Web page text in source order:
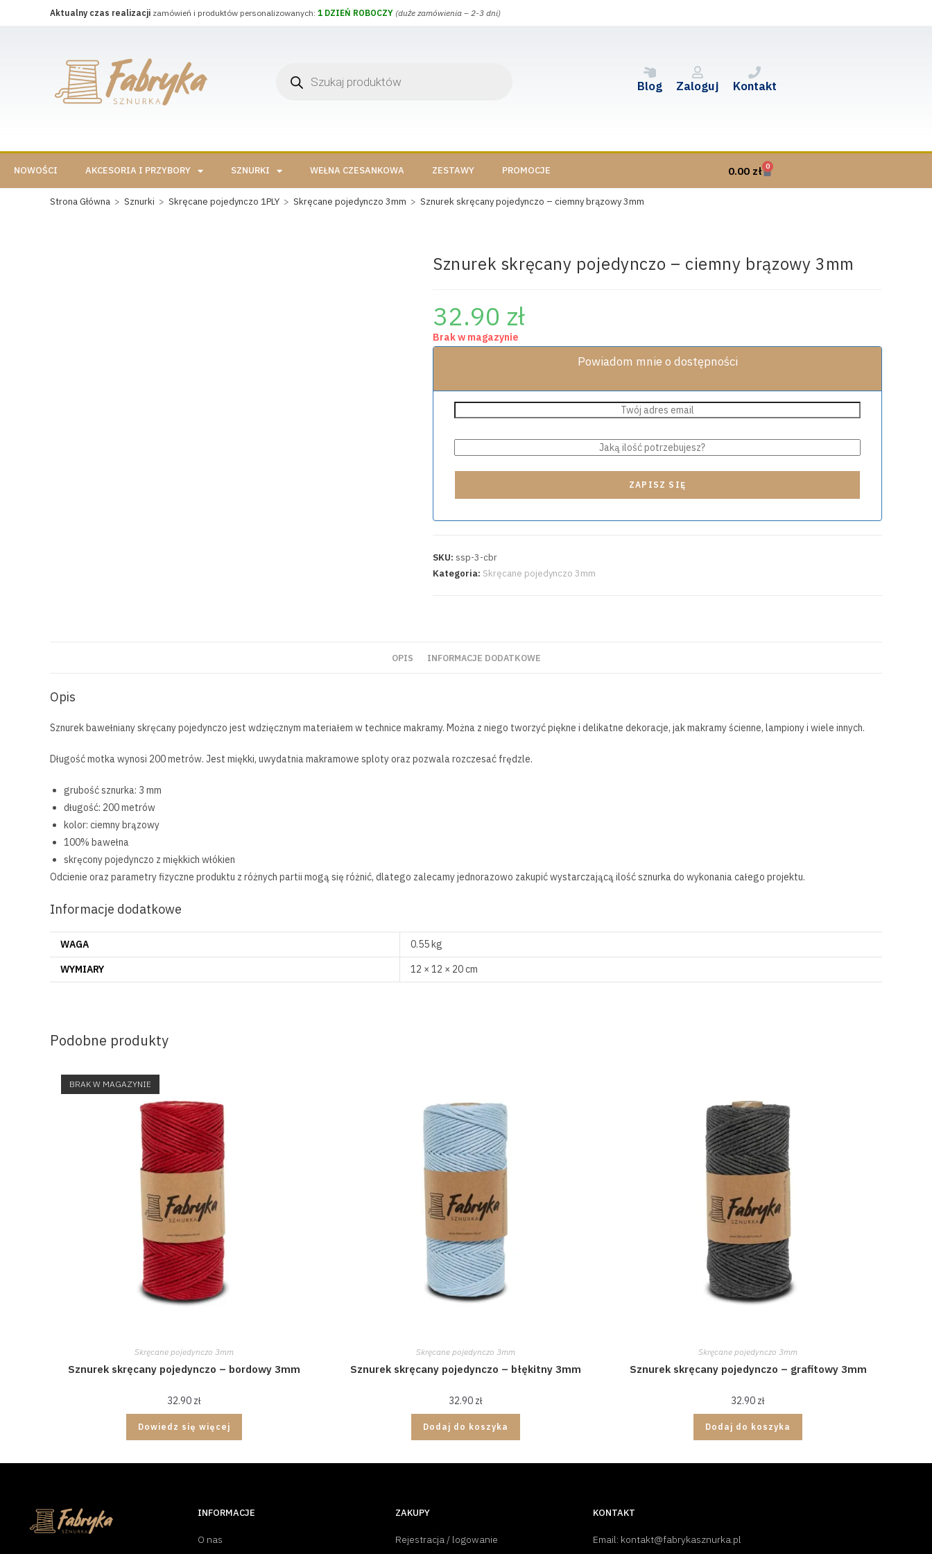
Aktualny czas realizacji zamówień i produktów personalizowanych: 1 DZIEŃ ROBOCZY (duże zamówienia – 2-3 dni)
Blog Zaloguj Kontakt
NOWOŚCI AKCESORIA I PRZYBORY SZNURKI WEŁNA CZESANKOWA ZESTAWY PROMOCJE 0.00 zł 0
Strona Główna > Sznurki > Skręcane pojedynczo 1PLY > Skręcane pojedynczo 3mm > Sznurek skręcany pojedynczo – ciemny brązowy 3mm
Sznurek skręcany pojedynczo – ciemny brązowy 3mm
32.90 zł
Brak w magazynie
Powiadom mnie o dostępności
ZAPISZ SIĘ
SKU: ssp-3-cbr
Kategoria: Skręcane pojedynczo 3mm
OPIS INFORMACJE DODATKOWE
Opis
Sznurek bawełniany skręcany pojedynczo jest wdzięcznym materiałem w technice makramy. Można z niego tworzyć piękne i delikatne dekoracje, jak makramy ścienne, lampiony i wiele innych.
Długość motka wynosi 200 metrów. Jest miękki, uwydatnia makramowe sploty oraz pozwala rozczesać frędzle.
grubość sznurka: 3 mm
długość: 200 metrów
kolor: ciemny brązowy
100% bawełna
skręcony pojedynczo z miękkich włókien
Odcienie oraz parametry fizyczne produktu z różnych partii mogą się różnić, dlatego zalecamy jednorazowo zakupić wystarczającą ilość sznurka do wykonania całego projektu.
Informacje dodatkowe
WAGA
0.55 kg
WYMIARY
12 × 12 × 20 cm
Podobne produkty
BRAK W MAGAZYNIE
Skręcane pojedynczo 3mm
Sznurek skręcany pojedynczo – bordowy 3mm
32.90 zł
Dowiedz się więcej
Skręcane pojedynczo 3mm
Sznurek skręcany pojedynczo – błękitny 3mm
32.90 zł
Dodaj do koszyka
Skręcane pojedynczo 3mm
Sznurek skręcany pojedynczo – grafitowy 3mm
32.90 zł
Dodaj do koszyka
INFORMACJE
O nas
ZAKUPY
Rejestracja / logowanie
KONTAKT
Email: kontakt@fabrykasznurka.pl